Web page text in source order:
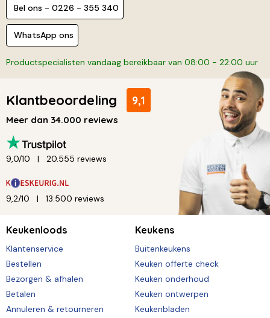
Bel ons - 0226 - 355 340
WhatsApp ons
Productspecialisten vandaag bereikbaar van 08:00 - 22:00 uur
Klantbeoordeling 9,1
Meer dan 34.000 reviews
9,0/10 20.555 reviews
9,2/10 13.500 reviews
Keukenloods
Klantenservice
Bestellen
Bezorgen & afhalen
Betalen
Annuleren & retourneren
Keukens
Buitenkeukens
Keuken offerte check
Keuken onderhoud
Keuken ontwerpen
Keukenbladen